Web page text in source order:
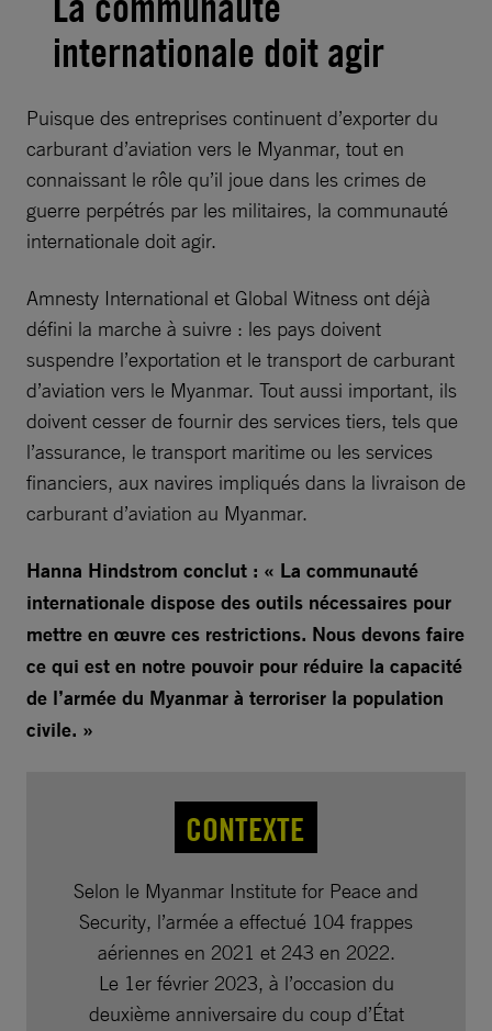
internationale doit agir
Puisque des entreprises continuent d’exporter du
carburant d’aviation vers le Myanmar, tout en
connaissant le rôle qu’il joue dans les crimes de
guerre perpétrés par les militaires, la communauté
internationale doit agir.
Amnesty International et Global Witness ont déjà
défini la marche à suivre : les pays doivent
suspendre l’exportation et le transport de carburant
d’aviation vers le Myanmar. Tout aussi important, ils
doivent cesser de fournir des services tiers, tels que
l’assurance, le transport maritime ou les services
financiers, aux navires impliqués dans la livraison de
carburant d’aviation au Myanmar.
Hanna Hindstrom conclut : « La communauté
internationale dispose des outils nécessaires pour
mettre en œuvre ces restrictions. Nous devons faire
ce qui est en notre pouvoir pour réduire la capacité
de l’armée du Myanmar à terroriser la population
civile. »
CONTEXTE
Selon le Myanmar Institute for Peace and
Security, l’armée a effectué 104 frappes
aériennes en 2021 et 243 en 2022.
Le 1er février 2023, à l’occasion du
deuxième anniversaire du coup d’État